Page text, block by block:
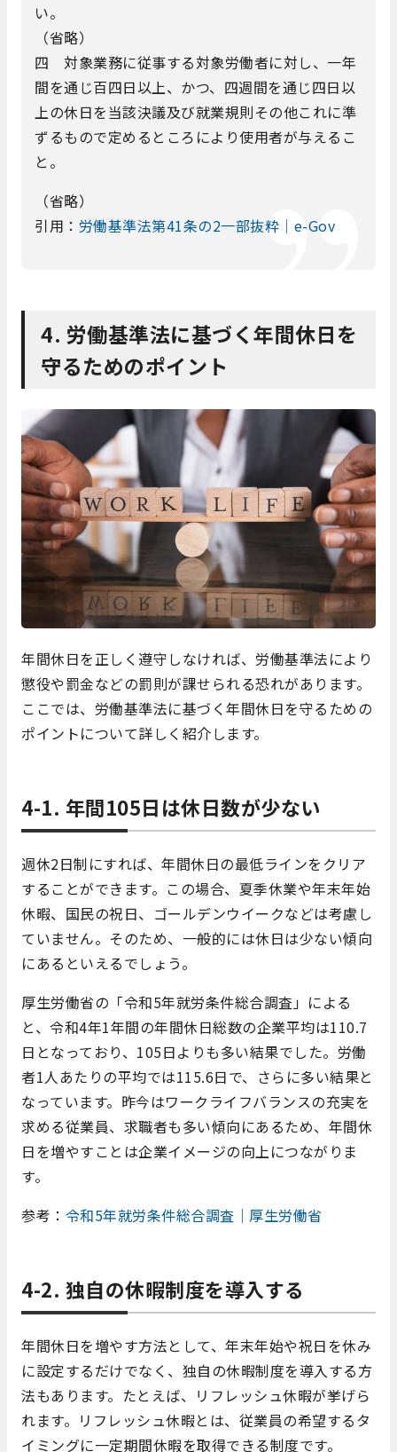
い。
（省略）
四 対象業務に従事する対象労働者に対し、一年
間を通じ百四日以上、かつ、四週間を通じ四日以
上の休日を当該決議及び就業規則その他これに準
ずるもので定めるところにより使用者が与えるこ
と。
（省略）
引用： 労働基準法第41条の2一部抜粋｜e-Gov
4. 労働基準法に基づく年間休日を
守るためのポイント
年間休日を正しく遵守しなければ、労働基準法により
懲役や罰金などの罰則が課せられる恐れがあります。
ここでは、労働基準法に基づく年間休日を守るための
ポイントについて詳しく紹介します。
4-1. 年間105日は休日数が少ない
週休2日制にすれば、年間休日の最低ラインをクリア
することができます。この場合、夏季休業や年末年始
休暇、国民の祝日、ゴールデンウイークなどは考慮し
ていません。そのため、一般的には休日は少ない傾向
にあるといえるでしょう。
厚生労働省の「令和5年就労条件総合調査」による
と、令和4年1年間の年間休日総数の企業平均は110.7
日となっており、105日よりも多い結果でした。労働
者1人あたりの平均では115.6日で、さらに多い結果と
なっています。昨今はワークライフバランスの充実を
求める従業員、求職者も多い傾向にあるため、年間休
日を増やすことは企業イメージの向上につながりま
す。
参考： 令和5年就労条件総合調査｜厚生労働省
4-2. 独自の休暇制度を導入する
年間休日を増やす方法として、年末年始や祝日を休み
に設定するだけでなく、独自の休暇制度を導入する方
法もあります。たとえば、リフレッシュ休暇が挙げら
れます。リフレッシュ休暇とは、従業員の希望するタ
イミングに一定期間休暇を取得できる制度です。